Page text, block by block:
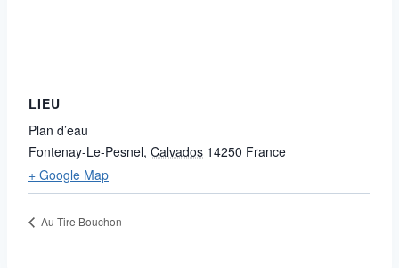
LIEU
Plan d’eau
Fontenay-Le-Pesnel, Calvados 14250 France
+ Google Map
Au Tire Bouchon